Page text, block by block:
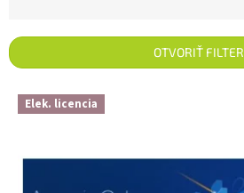
OTVORIŤ FILTER
Výpis produktov
Elek. licencia